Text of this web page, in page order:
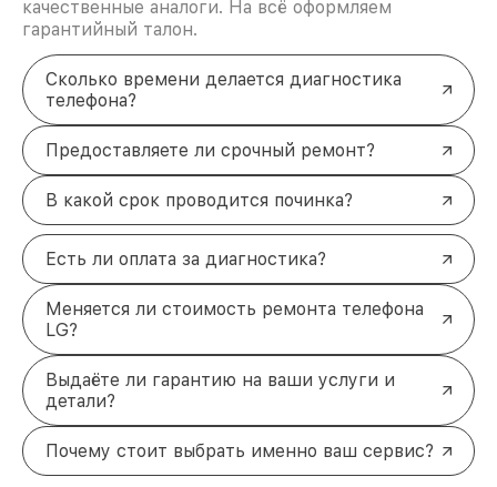
качественные аналоги. На всё оформляем
гарантийный талон.
Сколько времени делается диагностика
телефона?
Предоставляете ли срочный ремонт?
В какой срок проводится починка?
Есть ли оплата за диагностика?
Меняется ли стоимость ремонта телефона
LG?
Выдаёте ли гарантию на ваши услуги и
детали?
Почему стоит выбрать именно ваш сервис?